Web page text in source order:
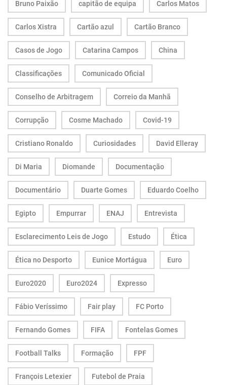
Bruno Paixão capitão de equipa Carlos Matos
Carlos Xistra Cartão azul Cartão Branco
Casos de Jogo Catarina Campos China
Classificações Comunicado Oficial
Conselho de Arbitragem Correio da Manhã
Corrupção Cosme Machado Covid-19
Cristiano Ronaldo Curiosidades David Elleray
Di Maria Diomande Documentação
Documentário Duarte Gomes Eduardo Coelho
Egipto Empurrar ENAJ Entrevista
Esclarecimento Leis de Jogo Estudo Ética
Ética no Desporto Eunice Mortágua Euro
Euro2020 Euro2024 Expresso
Fábio Veríssimo Fair play FC Porto
Fernando Gomes FIFA Fontelas Gomes
Football Talks Formação FPF
François Letexier Futebol de Praia